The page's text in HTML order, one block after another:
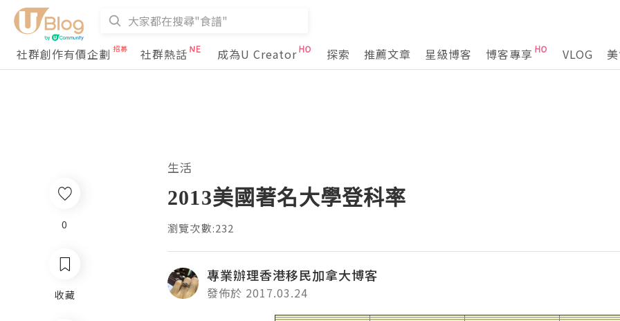
社群創作有價企劃 社群熱話 成為U Creator 探索 推薦文章 星級博客 博客專享 VLOG
生活
2013美國著名大學登科率
瀏覽次數:232
專業辦理香港移民加拿大博客
發佈於 2017.03.24
0
收藏